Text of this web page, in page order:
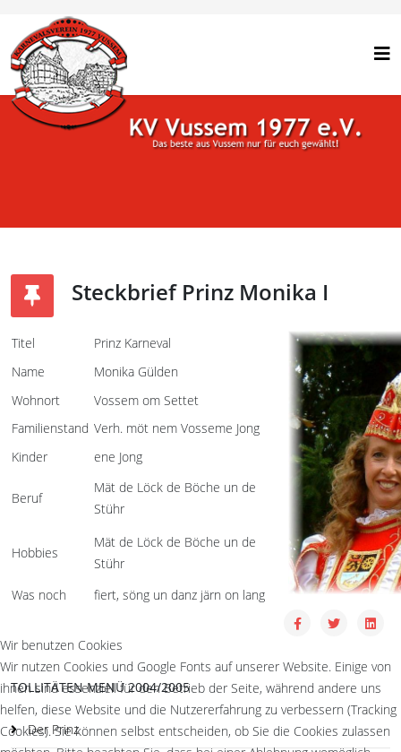
Steckbrief Prinz Monika I
Titel
Prinz Karneval
Name
Monika Gülden
Wohnort
Vossem om Settet
Familienstand Verh. möt nem Vosseme Jong
Kinder
ene Jong
Beruf
Mät de Löck de Böche un de
Stühr
Hobbies
Mät de Löck de Böche un de
Stühr
Was noch
fiert, söng un danz järn on lang
TOLLITÄTEN MENÜ 2004/2005
Der Prinz
Wir benutzen Cookies
Wir nutzen Cookies und Google Fonts auf unserer Website. Einige von
ihnen sind essenziell für den Betrieb der Seite, während andere uns
helfen, diese Website und die Nutzererfahrung zu verbessern (Tracking
Cookies). Sie können selbst entscheiden, ob Sie die Cookies zulassen